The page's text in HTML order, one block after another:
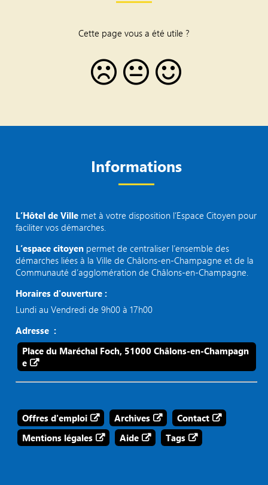
Cette page vous a été utile ?
Informations
L’Hôtel de Ville met à votre disposition l’Espace Citoyen pour
faciliter vos démarches.
L’espace citoyen permet de centraliser l’ensemble des
démarches liées à la Ville de Châlons-en-Champagne et de la
Communauté d’agglomération de Châlons-en-Champagne.
Horaires d'ouverture :
Lundi au Vendredi de 9h00 à 17h00
Adresse :
Place du Maréchal Foch, 51000 Châlons-en-Champagn
e
Offres d'emploi Archives
Contact
Mentions légales
Aide Tags